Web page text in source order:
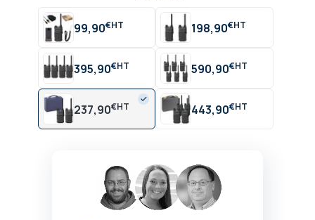
99,90€ 198,90€
395,90€ 590,90€
237,90€ 443,90€